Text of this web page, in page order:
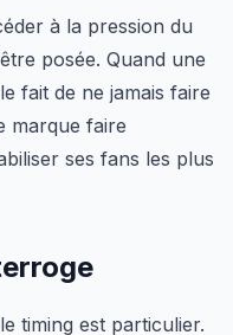
à la pression du
posée. Quand une
fait de ne jamais faire
marque faire
ses fans les plus
timing est particulier.